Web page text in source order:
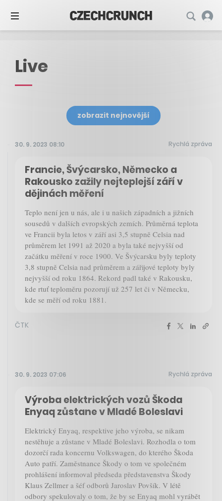
Live
zobrazit nejnovější
30. 9. 2023 08:10 Rychlá zpráva
Francie, Švýcarsko, Německo a
Rakousko zažily nejteplejší září v
dějinách měření
Teplo není jen u nás, ale i u našich západních a jižních
sousedů v dalších evropských zemích. Průměrná teplota
ve Francii byla letos v září asi 3,5 stupně Celsia nad
průměrem let 1991 až 2020 a byla také nejvyšší od
začátku měření v roce 1900. Ve Švýcarsku byly teploty
3,8 stupně Celsia nad průměrem a zářijové teploty byly
nejvyšší od roku 1864. Rekord padl také v Rakousku,
kde rtuť teploměru pozorují už 257 let či v Německu,
kde se měří od roku 1881.
ČTK
30. 9. 2023 07:06 Rychlá zpráva
Výroba elektrických vozů Škoda
Enyaq zůstane v Mladé Boleslavi
Elektrický Enyaq, respektive jeho výroba, se nikam
nestěhuje a zůstane v Mladé Boleslavi. Rozhodla o tom
dozorčí rada koncernu Volkswagen, do kterého Škoda
Auto patří. Zaměstnance Škody o tom ve společném
prohlášení informoval předseda představenstva Škody
Klaus Zellmer a šéf odborů Jaroslav Povšík. V létě
odbory spekulovaly o tom, že by se Enyaq mohl vyrábět